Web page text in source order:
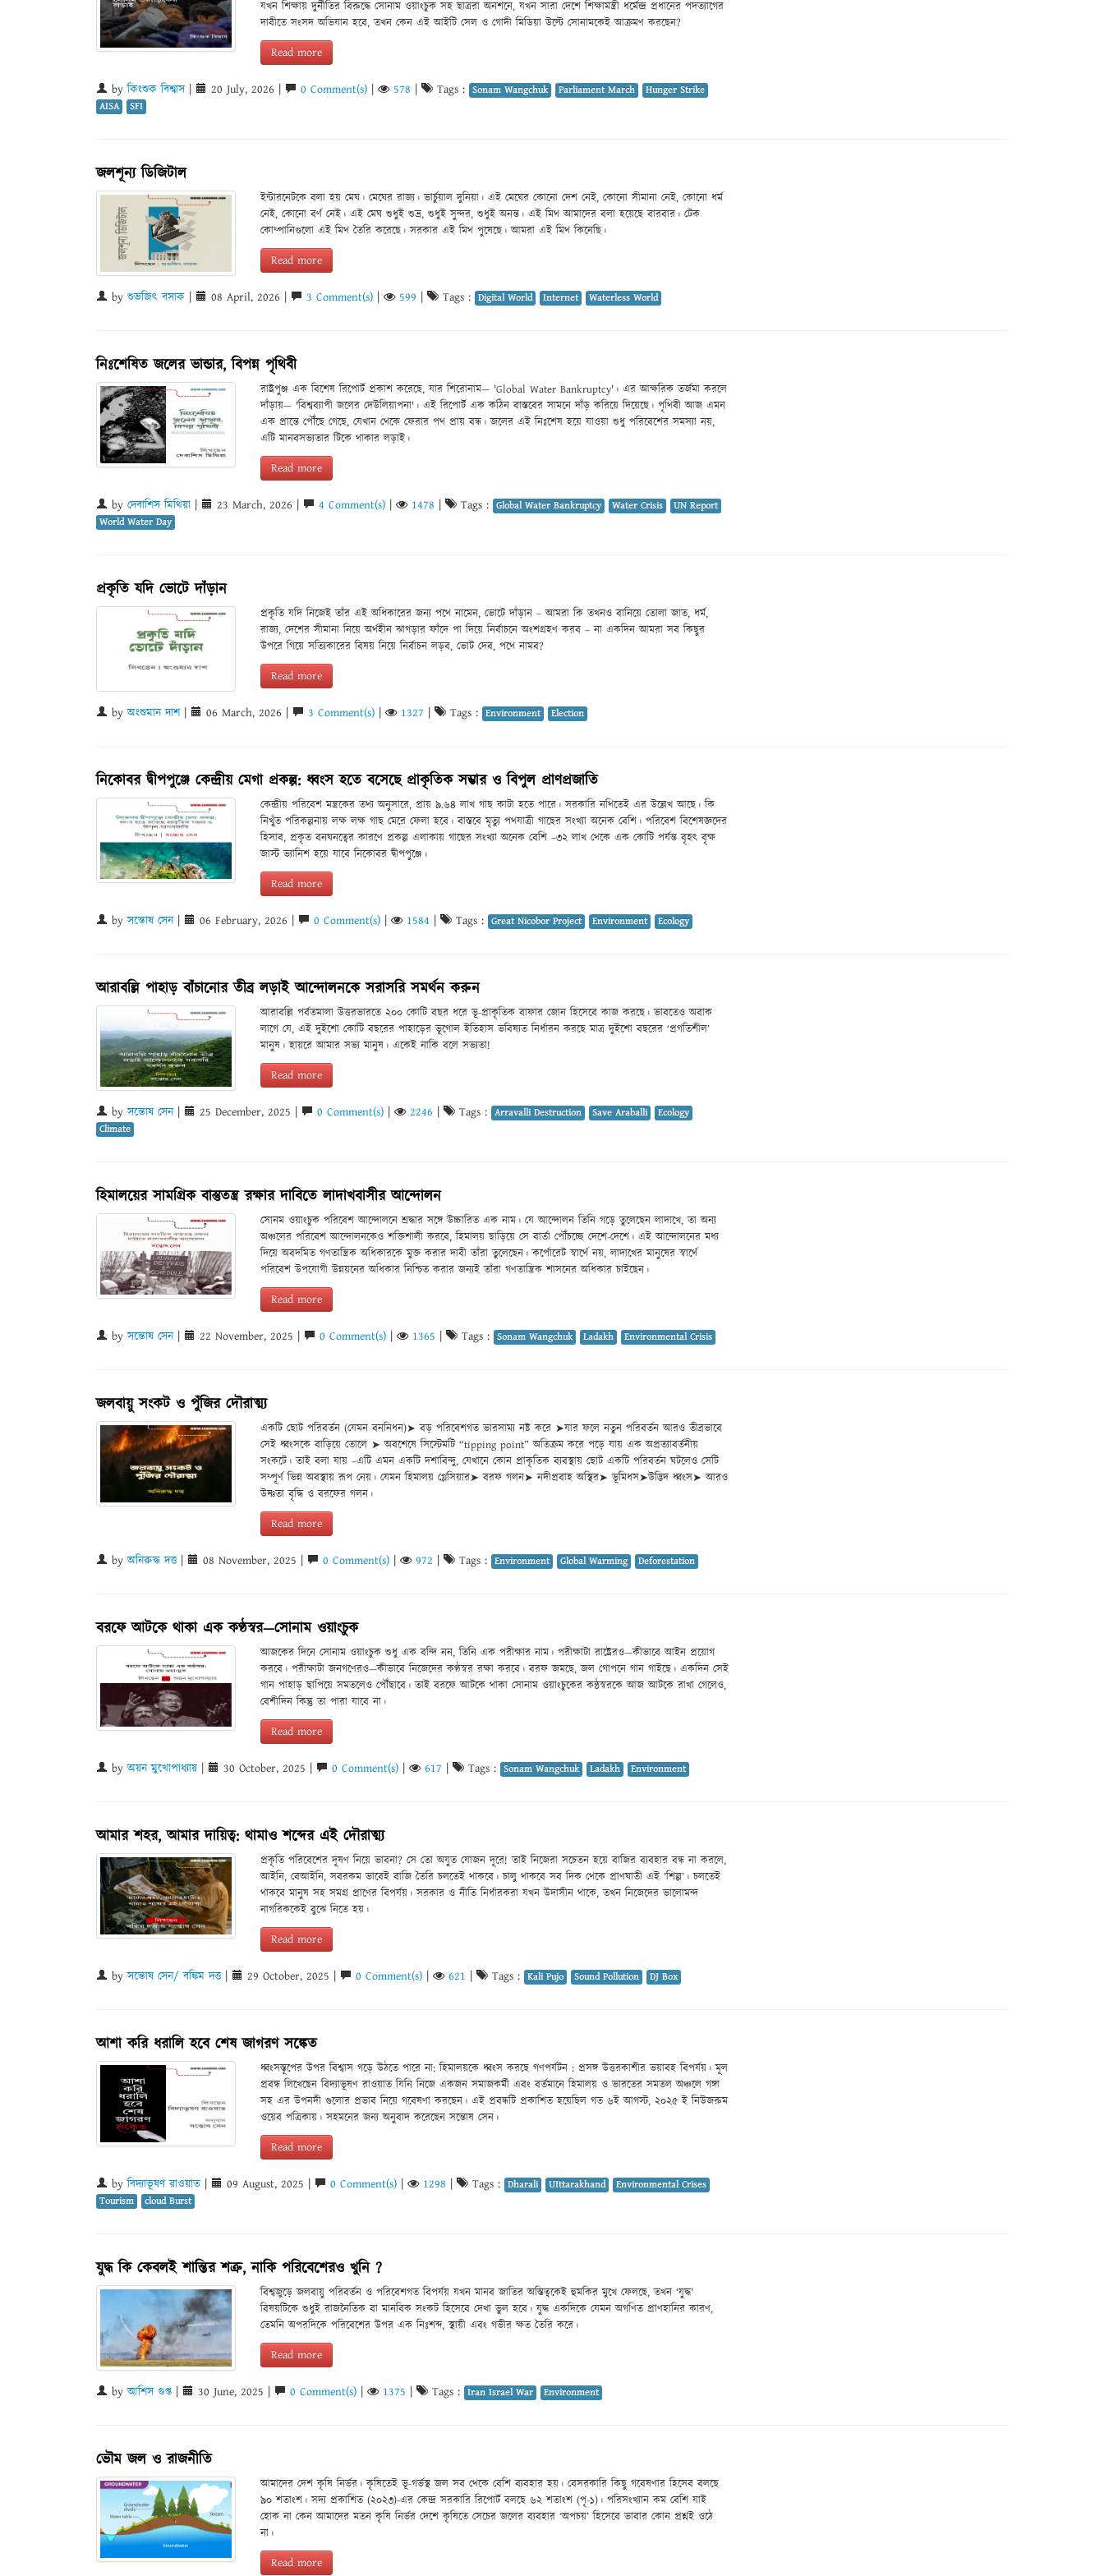
যখন শিক্ষায় দুর্নীতির বিরুদ্ধে সোনাম ওয়াংচুক সহ ছাত্ররা অনশনে, যখন সারা দেশে শিক্ষামন্ত্রী ধর্মেন্দ্র প্রধানের পদত্যাগের
দাবীতে সংসদ অভিযান হবে, তখন কেন এই আইটি সেল ও গোদী মিডিয়া উল্টে সোনামকেই আক্রমণ করছেন?
Read more
byকিংশুক বিশ্বাস| 20 July, 2026 | 0 Comment(s) 578 Tags : Sonam Wangchuk Parliament March
Hunger Strike
AISA
SFI
জলশূন্য ডিজিটাল
ইন্টারনেটকে বলা হয় মেঘ। মেঘের রাজ্য। ভার্চুয়াল দুনিয়া। এই মেঘের কোনো দেশ নেই, কোনো সীমানা নেই, কোনো ধর্ম
নেই, কোনো বর্ণ নেই। এই মেঘ শুধুই শুভ্র, শুধুই সুন্দর, শুধুই অনন্ত। এই মিথ আমাদের বলা হয়েছে বারবার। টেক
কোম্পানিগুলো এই মিথ তৈরি করেছে। সরকার এই মিথ পুষেছে। আমরা এই মিথ কিনেছি।
Read more
by শুভজিৎ বসাক 08 April, 2026 | 3 Comment(s) 599 Tags : Digital World Internet Waterless World
নিঃশেষিত জলের ভান্ডার, বিপন্ন পৃথিবী
রাষ্ট্রপুঞ্জ এক বিশেষ রিপোর্ট প্রকাশ করেছে, যার শিরোনাম— 'Global Water Bankruptcy'। এর আক্ষরিক তর্জমা করলে
দাঁড়ায়— 'বিশ্বব্যাপী জলের দেউলিয়াপনা'। এই রিপোর্ট এক কঠিন বাস্তবের সামনে দাঁড় করিয়ে দিয়েছে। পৃথিবী আজ এমন
এক প্রান্তে পৌঁছে গেছে, যেখান থেকে ফেরার পথ প্রায় বন্ধ। জলের এই নিঃশেষ হয়ে যাওয়া শুধু পরিবেশের সমস্যা নয়,
এটি মানবসভ্যতার টিকে থাকার লড়াই।
Read more
by দেবাশিস মিথিয়া 23 March, 2026 | 4 Comment(s) 1478 Tags : Global Water Bankruptcy Water Crisis
UN Report
World Water Day
প্রকৃতি যদি ভোটে দাঁড়ান
প্রকৃতি যদি নিজেই তাঁর এই অধিকারের জন্য পথে নামেন, ভোটে দাঁড়ান – আমরা কি তখনও বানিয়ে তোলা জাত, ধর্ম,
রাজ্য, দেশের সীমানা নিয়ে অর্থহীন ঝাগড়ার ফাঁদে পা দিয়ে নির্বাচনে অংশগ্রহণ করব – না একদিন আমরা সব কিছুর
উপরে গিয়ে সত্যিকারের বিষয় নিয়ে নির্বাচন লড়ব, ভোট দেব, পথে নামব?
Read more
byঅংশুমান দাশ| 06 March, 2026 | 3 Comment(s) 1327 Tags : Environment Election
নিকোবর দ্বীপপুঞ্জে কেন্দ্রীয় মেগা প্রকল্প: ধ্বংস হতে বসেছে প্রাকৃতিক সম্ভার ও বিপুল প্রাণপ্রজাতি
কেন্দ্রীয় পরিবেশ মন্ত্রকের তথ্য অনুসারে, প্রায় ৯.৬৪ লাখ গাছ কাটা হতে পারে। সরকারি নথিতেই এর উল্লেখ আছে। কি
নিখুঁত পরিকল্পনায় লক্ষ লক্ষ গাছ মেরে ফেলা হবে। বাস্তবে মৃত্যু পথযাত্রী গাছের সংখ্যা অনেক বেশি। পরিবেশ বিশেষজ্ঞদের
হিসাব, প্রকৃত বনঘনত্বের কারণে প্রকল্প এলাকায় গাছের সংখ্যা অনেক বেশি –৩২ লাখ থেকে এক কোটি পর্যন্ত বৃহৎ বৃক্ষ
জাস্ট ভ্যানিশ হয়ে যাবে নিকোবর দ্বীপপুঞ্জে।
Read more
byসন্তোষ সেন| 06 February, 2026 | 0 Comment(s) 1584 Tags : Great Nicobor Project Environment Ecology
আরাবল্লি পাহাড় বাঁচানোর তীব্র লড়াই আন্দোলনকে সরাসরি সমর্থন করুন
আরাবল্লি পর্বতমালা উত্তরভারতে ২০০ কোটি বছর ধরে ভূ-প্রাকৃতিক বাফার জোন হিসেবে কাজ করছে। ভাবতেও অবাক
লাগে যে, এই দুইশো কোটি বছরের পাহাড়ের ভূগোল ইতিহাস ভবিষ্যত নির্ধারন করছে মাত্র দুইশো বছরের ‘প্রগতিশীল’
মানুষ। হায়রে আমার সভ্য মানুষ। একেই নাকি বলে সভ্যতা!
Read more
byসন্তোষ সেন| 25 December, 2025 | 0 Comment(s) 2246 Tags : Arravalli Destruction Save Araballi
Ecology
Climate
হিমালয়ের সামগ্রিক বাস্তুতন্ত্র রক্ষার দাবিতে লাদাখবাসীর আন্দোলন
সোনম ওয়াংচুক পরিবেশ আন্দোলনে শ্রদ্ধার সঙ্গে উচ্চারিত এক নাম। যে আন্দোলন তিনি গড়ে তুলেছেন লাদাখে, তা অন‍্য
অঞ্চলের পরিবেশ আন্দোলনকেও শক্তিশালী করবে, হিমালয় ছাড়িয়ে সে বার্তা পৌঁচচ্ছে দেশে-দেশে। এই আন্দোলনের মধ‍্য
দিয়ে অবদমিত গণতান্ত্রিক অধিকারকে মুক্ত করার দাবী তাঁরা তুলেছেন। কর্পোরেট স্বার্থে নয়, লাদাখের মানুষের স্বার্থে
পরিবেশ উপযোগী উন্নয়নের অধিকার নিশ্চিত করার জন‍্যই তাঁরা গণতান্ত্রিক শাসনের অধিকার চাইছেন।
Read more
byসন্তোষ সেন| 22 November, 2025 | 0 Comment(s) 1365 Tags : Sonam Wangchuk Ladakh Environmental Crisis
জলবায়ু সংকট ও পুঁজির দৌরাত্ম্য
একটি ছোট পরিবর্তন (যেমন বননিধন)➤ বড় পরিবেশগত ভারসাম্য নষ্ট করে ➤যার ফলে নতুন পরিবর্তন আরও তীব্রভাবে
সেই ধ্বংসকে বাড়িয়ে তোলে ➤ অবশেষে সিস্টেমটি “tipping point” অতিক্রম করে পড়ে যায় এক অপ্রত্যাবর্তনীয়
সংকটে। তাই বলা যায় –এটি এমন একটি দশাবিন্দু, যেখানে কোন প্রাকৃতিক ব্যবস্থায় ছোট একটি পরিবর্তন ঘটলেও সেটি
সম্পূর্ণ ভিন্ন অবস্থায় রূপ নেয়। যেমন হিমালয় গ্লেসিয়ার➤ বরফ গলন➤ নদীপ্রবাহ অস্থির➤ ভূমিধস➤উদ্ভিদ ধ্বংস➤ আরও
উষ্ণতা বৃদ্ধি ও বরফের গলন।
Read more
byঅনিরুদ্ধ দত্ত| 08 November, 2025 | 0 Comment(s) 972 Tags : Environment Global Warming Deforestation
বরফে আটকে থাকা এক কণ্ঠস্বর—সোনাম ওয়াংচুক
আজকের দিনে সোনাম ওয়াংচুক শুধু এক বন্দি নন, তিনি এক পরীক্ষার নাম। পরীক্ষাটা রাষ্ট্রেরও—কীভাবে আইন প্রয়োগ
করবে। পরীক্ষাটা জনগণেরও—কীভাবে নিজেদের কণ্ঠস্বর রক্ষা করবে। বরফ জমছে, জল গোপনে গান গাইছে। একদিন সেই
গান পাহাড় ছাপিয়ে সমতলেও পৌঁছাবে। তাই বরফে আটকে থাকা সোনাম ওয়াংচুকের কন্ঠস্বরকে আজ আটকে রাখা গেলেও,
বেশীদিন কিন্তু তা পারা যাবে না।
Read more
byঅয়ন মুখোপাধ্যায় 30 October, 2025 | 0 Comment(s) 617 Tags : Sonam Wangchuk Ladakh Environment
আমার শহর, আমার দায়িত্ব: থামাও শব্দের এই দৌরাত্ম্য
প্রকৃতি পরিবেশের দূষণ নিয়ে ভাবনা? সে তো অযুত যোজন দূরে! তাই নিজেরা সচেতন হয়ে বাজির ব্যবহার বন্ধ না করলে,
আইনি, বেআইনি, সবরকম ভাবেই বাজি তৈরি চলতেই থাকবে। চালু থাকবে সব দিক থেকে প্রাণঘাতী এই ‘শিল্প’। চলতেই
থাকবে মানুষ সহ সমগ্র প্রাণের বিপর্যয়। সরকার ও নীতি নির্ধারকরা যখন উদাসীন থাকে, তখন নিজেদের ভালোমন্দ
নাগরিককেই বুঝে নিতে হয়।
Read more
byসন্তোষ সেন/ বঙ্কিম দত্ত| 29 October, 2025 | 0 Comment(s) 621 Tags : Kali Pujo Sound Pollution DJ Box
আশা করি ধরালি হবে শেষ জাগরণ সঙ্কেত
ধ্বংসস্তূপের উপর বিশ্বাস গড়ে উঠতে পারে না: হিমালয়কে ধ্বংস করছে গণপর্যটন : প্রসঙ্গ উত্তরকাশীর ভয়াবহ বিপর্যয়। মূল
প্রবন্ধ লিখেছেন বিদ্যাভূষণ রাওয়াত যিনি নিজে একজন সমাজকর্মী এবং বর্তমানে হিমালয় ও ভারতের সমতল অঞ্চলে গঙ্গা
সহ এর উপনদী গুলোর প্রভাব নিয়ে গবেষণা করছেন। এই প্রবন্ধটি প্রকাশিত হয়েছিল গত ৬ই আগস্ট, ২০২৫ ই নিউজরুম
ওয়েব পত্রিকায়। সহমনের জন্য অনুবাদ করেছেন সন্তোষ সেন।
Read more
byবিদ্যাভূষণ রাওয়াত 09 August, 2025 | 0 Comment(s) 1298 Tags : Dharali UIttarakhand
Environmental Crises
Tourism
cloud Burst
যুদ্ধ কি কেবলই শান্তির শত্রু, নাকি পরিবেশেরও খুনি ?
বিশ্বজুড়ে জলবায়ু পরিবর্তন ও পরিবেশগত বিপর্যয় যখন মানব জাতির অস্তিত্বকেই হুমকির মুখে ফেলছে, তখন ‘যুদ্ধ’
বিষয়টিকে শুধুই রাজনৈতিক বা মানবিক সংকট হিসেবে দেখা ভুল হবে। যুদ্ধ একদিকে যেমন অগণিত প্রাণহানির কারণ,
তেমনি অপরদিকে পরিবেশের উপর এক নিঃশব্দ, স্থায়ী এবং গভীর ক্ষত তৈরি করে।
Read more
byআশিস গুপ্ত 30 June, 2025 | 0 Comment(s) 1375 Tags : Iran Israel War Environment
ভৌম জল ও রাজনীতি
আমাদের দেশ কৃষি নির্ভর। কৃষিতেই ভূ-গর্ভস্থ জল সব থেকে বেশি ব্যবহার হয়। বেসরকারি কিছু গবেষণার হিসেব বলছে
৯০ শতাংশ। সদ্য প্রকাশিত (২০২৩)-এর কেন্দ্র সরকারি রিপোর্ট বলছে ৬২ শতাংশ (পৃ-১)। পরিসংখ্যান কম বেশি যাই
হোক না কেন আমাদের মতন কৃষি নির্ভর দেশে কৃষিতে সেচের জলের ব্যবহার ‘অপচয়’ হিসেবে ভাবার কোন প্রশ্নই ওঠে
না।
Read more